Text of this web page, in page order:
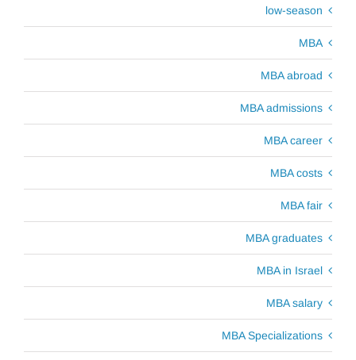
low-season
MBA
MBA abroad
MBA admissions
MBA career
MBA costs
MBA fair
MBA graduates
MBA in Israel
MBA salary
MBA Specializations